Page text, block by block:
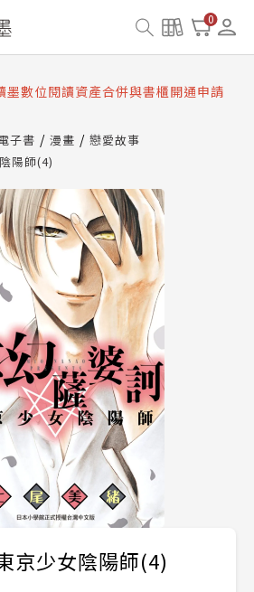
0
讀墨系統維護中，本站同步暫
墨數位閱讀資產合併與書櫃開通申請
墨書櫃開通常見問題
服務升級重要說明及資產合併結果
讀墨系統維護中，本站同步暫
子書 漫畫
戀愛故事
陽師(4)
京少女陰陽師(4)